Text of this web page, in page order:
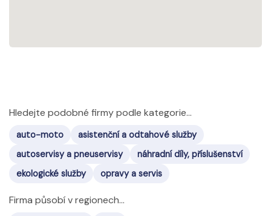
Hledejte podobné firmy podle kategorie...
auto-moto
asistenční a odtahové služby
autoservisy a pneuservisy
náhradní díly, příslušenství
ekologické služby
opravy a servis
Firma působí v regionech...